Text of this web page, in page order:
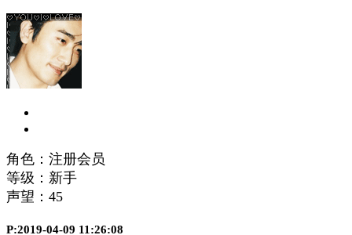
角色：注册会员
等级：新手
声望： 45
P:2019-04-09 11:26:08